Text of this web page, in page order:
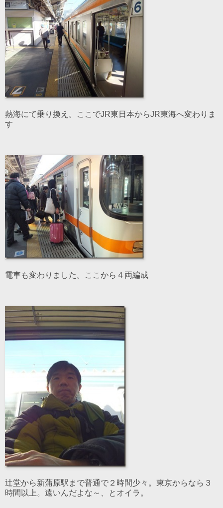
熱海にて乗り換え。ここでJR東日本からJR東海へ変わりま
す
電車も変わりました。ここから４両編成
辻堂から新蒲原駅まで普通で２時間少々。東京からなら３
時間以上。遠いんだよな～、とオイラ。